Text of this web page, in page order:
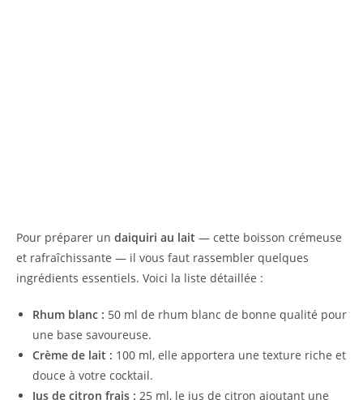
Pour préparer un daiquiri au lait — cette boisson crémeuse
et rafraîchissante — il vous faut rassembler quelques
ingrédients essentiels. Voici la liste détaillée :
Rhum blanc : 50 ml de rhum blanc de bonne qualité pour
une base savoureuse.
Crème de lait : 100 ml, elle apportera une texture riche et
douce à votre cocktail.
Jus de citron frais : 25 ml, le jus de citron ajoutant une